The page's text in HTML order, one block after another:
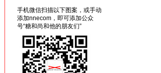
手机微信扫描以下图案，或手动
添加nnecom，即可添加公众
号“糖和尚和他的朋友们”